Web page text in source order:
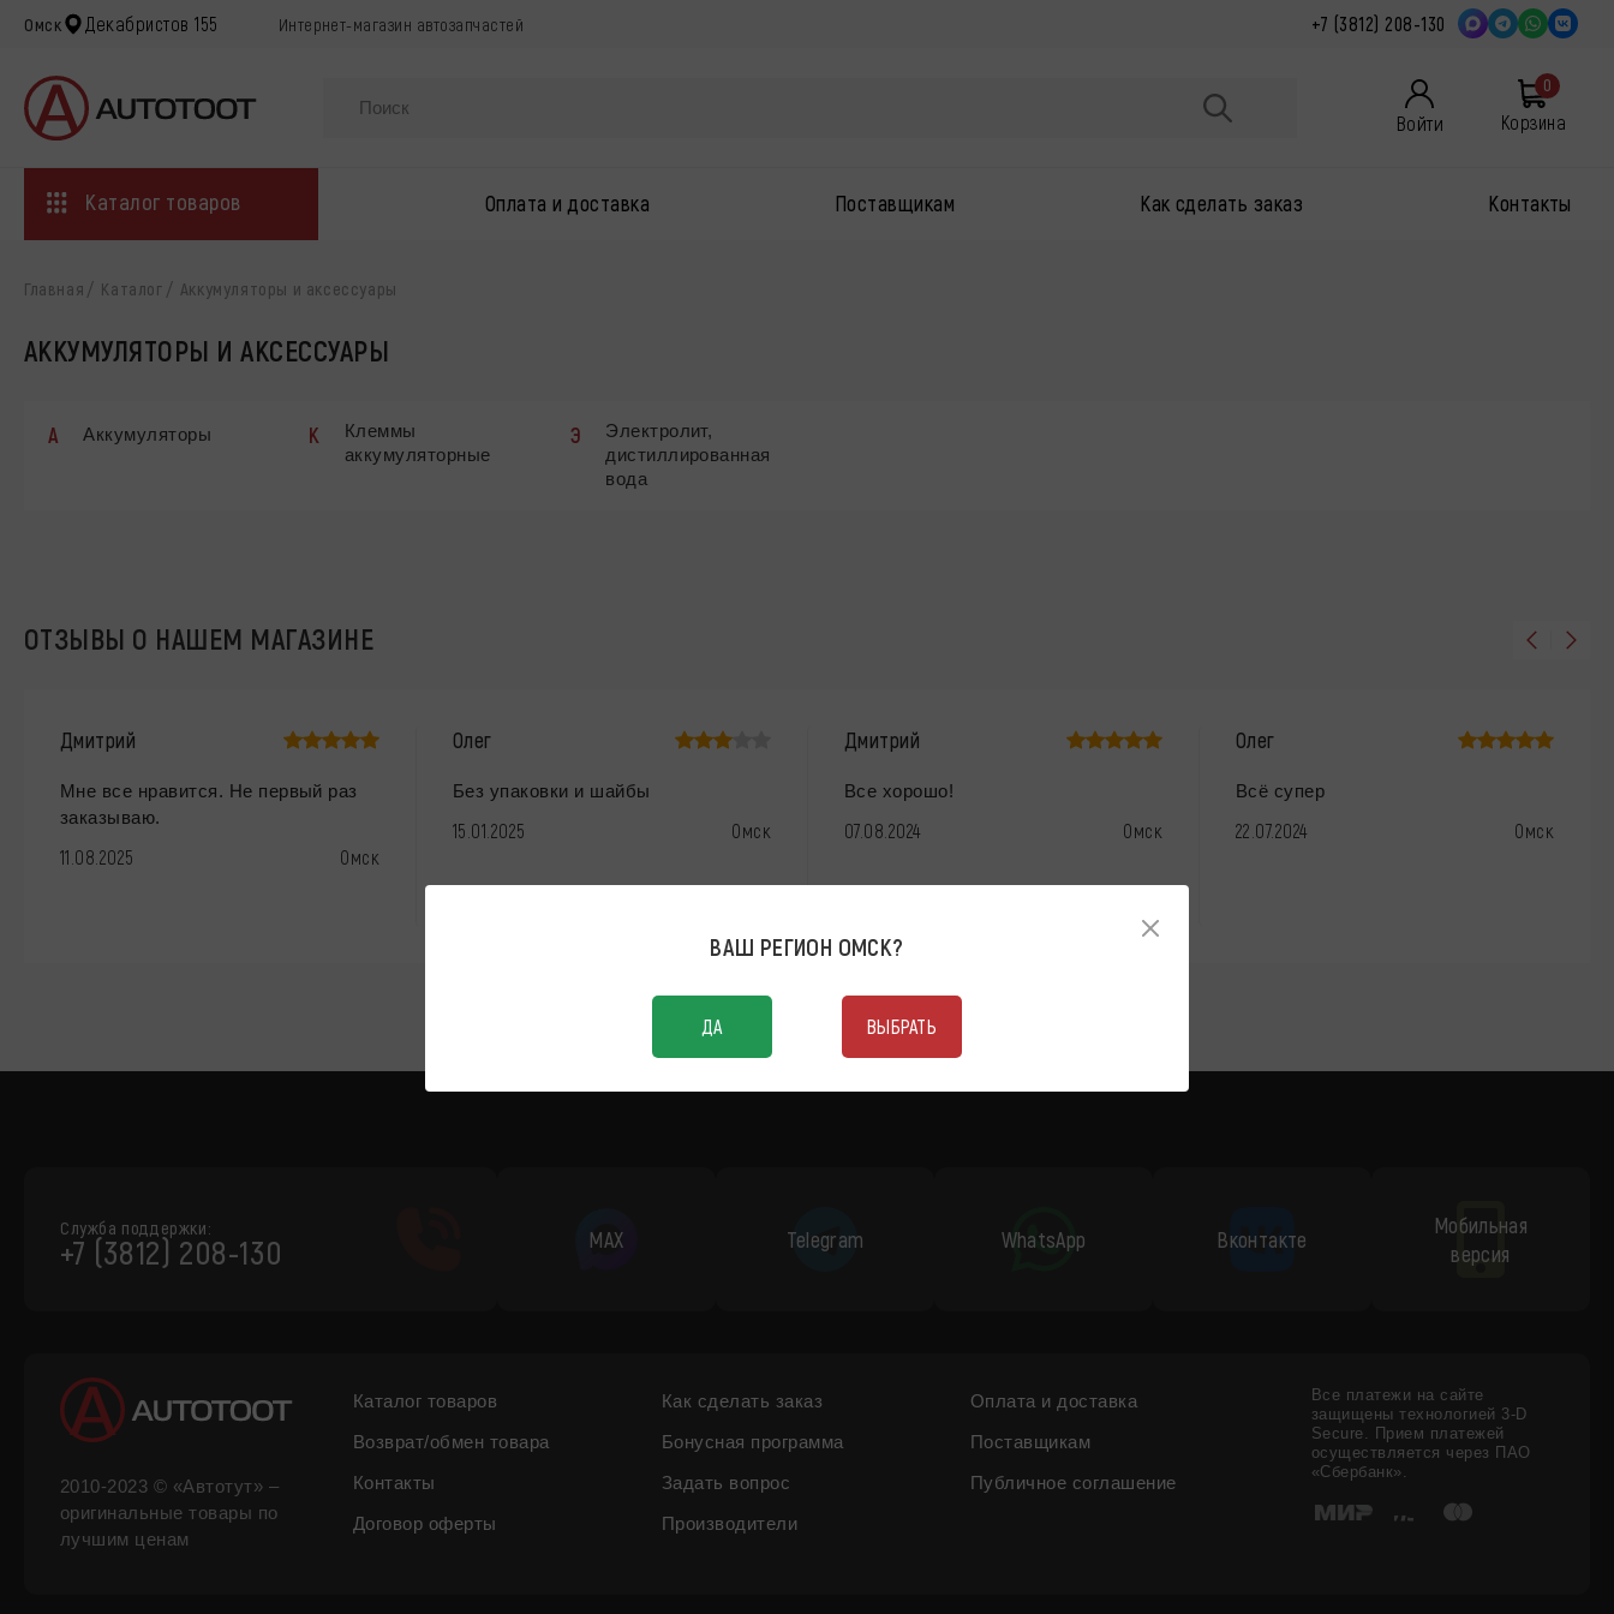
Омск Декабристов 155 Интернет-магазин автозапчастей +7 (3812) 208-130
Войти
0
Корзина
Каталог товаров Оплата и доставка Поставщикам Как сделать заказ Контакты
Главная Каталог Аккумуляторы и аксессуары
АККУМУЛЯТОРЫ И АКСЕССУАРЫ
А Аккумуляторы К
Клеммы
аккумуляторные
Э
Электролит,
дистиллированная
вода
ОТЗЫВЫ О НАШЕМ МАГАЗИНЕ
Дмитрий
Мне все нравится. Не первый раз
заказываю.
11.08.2025 Омск
Олег
Без упаковки и шайбы
15.01.2025 Омск
Дмитрий
Все хорошо!
07.08.2024 Омск
Олег
Всё супер
22.07.2024 Омск
Служба поддержки:
+7 (3812) 208-130 MAX Telegram WhatsApp Вконтакте
Мобильная
версия
2010-2023 © «Автотут» –
оригинальные товары по
лучшим ценам
Каталог товаров Как сделать заказ
Оплата и доставка
Возврат/обмен товара
Бонусная программа
Поставщикам
Контакты
Задать вопрос
Публичное соглашение
Договор оферты
Производители
Все платежи на сайте
защищены технологией 3-D
Secure. Прием платежей
осуществляется через ПАО
«Сбербанк».
ВАШ РЕГИОН ОМСК?
ДА ВЫБРАТЬ